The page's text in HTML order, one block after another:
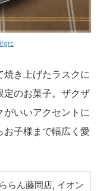
grc
き上げたラスクに
定のお菓子。ザクザ
いいアクセントに
お子様まで幅広く愛
らん藤岡店, イオン